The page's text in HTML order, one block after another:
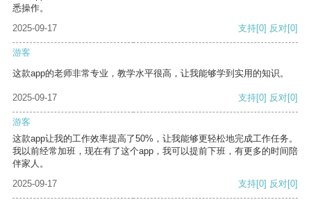
悉操作。
2025-09-17
支持[0] 反对[0]
游客
这款app的老师非常专业，教学水平很高，让我能够学到实用的知识。
2025-09-17 支持[0] 反对[0]
游客
这款app让我的工作效率提高了50%，让我能够更轻松地完成工作任务。
我以前经常加班，现在有了这个app，我可以提前下班，有更多的时间陪
伴家人。
2025-09-17
支持[0] 反对[0]